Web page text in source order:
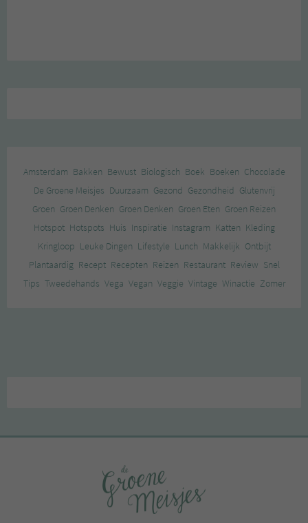
Amsterdam Bakken Bewust Biologisch Boek Boeken Chocolade
De Groene Meisjes Duurzaam Gezond Gezondheid Glutenvrij
Groen Groen Denken Groen Denken Groen Eten Groen Reizen
Hotspot Hotspots Huis Inspiratie Instagram Katten Kleding
Kringloop Leuke Dingen Lifestyle Lunch Makkelijk Ontbijt
Plantaardig Recept Recepten Reizen Restaurant Review Snel
Tips Tweedehands Vega Vegan Veggie Vintage Winactie Zomer